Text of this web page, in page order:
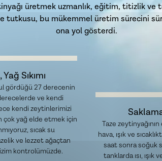
üretmek uzmanlık, eğitim, titizlik ve
tutkusu, bu mükemmel üretim sürecini
ona yol gösterdi.
Sıkımı
gördüğü 27 derecenin
ve kendi
kendi zeytinlerimizi
çok yağ elde etmek için
sıcak su
ve lezzet ağaçtan
kontrolümüzde.
Taze
hava, ışık ve
saat sonra soğuk
tanklarda ısı, ışık